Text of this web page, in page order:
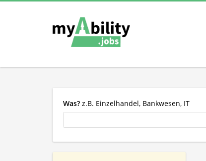
Was? z.B. Einzelhandel, Bankwesen, IT